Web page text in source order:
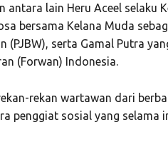
lain Heru Aceel selaku
bersama Kelana Muda
serta Gamal Putra
(Forwan) Indonesia.
rekan wartawan dari
penggiat sosial yang selama